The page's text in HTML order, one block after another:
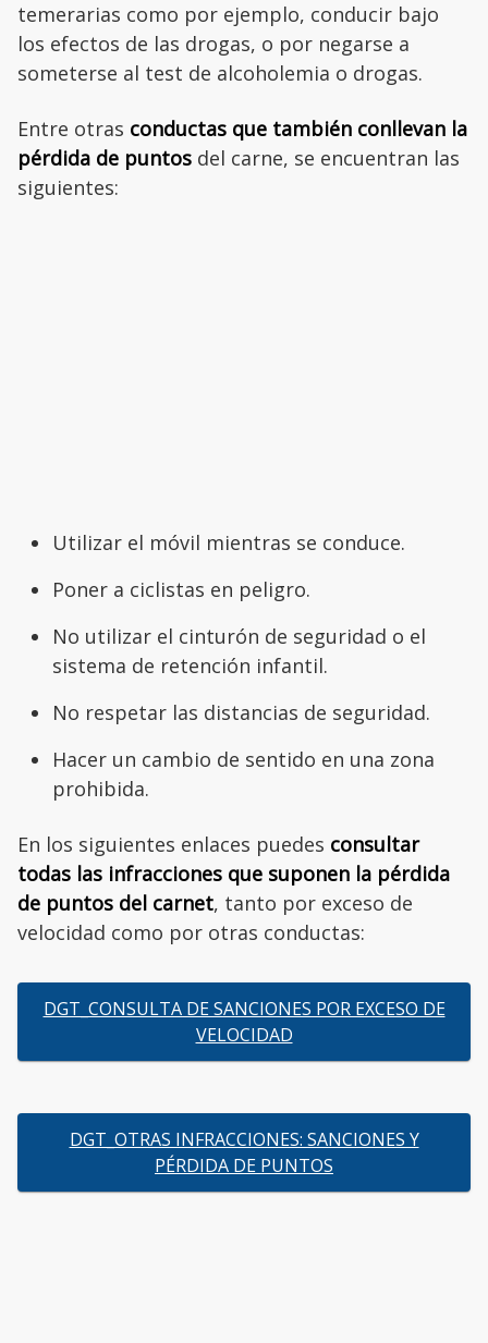
temerarias como por ejemplo, conducir bajo
los efectos de las drogas, o por negarse a
someterse al test de alcoholemia o drogas.
Entre otras conductas que también conllevan la
pérdida de puntos del carne, se encuentran las
siguientes:
Utilizar el móvil mientras se conduce.
Poner a ciclistas en peligro.
No utilizar el cinturón de seguridad o el
sistema de retención infantil.
No respetar las distancias de seguridad.
Hacer un cambio de sentido en una zona
prohibida.
En los siguientes enlaces puedes consultar
todas las infracciones que suponen la pérdida
de puntos del carnet, tanto por exceso de
velocidad como por otras conductas:
DGT_CONSULTA DE SANCIONES POR EXCESO DE
VELOCIDAD
DGT_OTRAS INFRACCIONES: SANCIONES Y
PÉRDIDA DE PUNTOS